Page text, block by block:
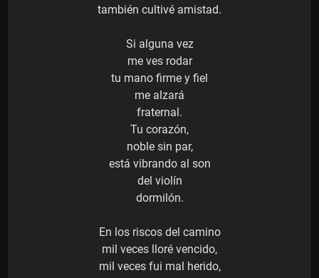
también cultivé amistad.
Si alguna vez
me ves rodar
tu mano firme y fiel
me alzará
fraternal.
Tu corazón,
noble sin par,
está vibrando al son
del violín
dormilón.
En los riscos del camino
mil veces lloré vencido,
mil veces fui mal herido,